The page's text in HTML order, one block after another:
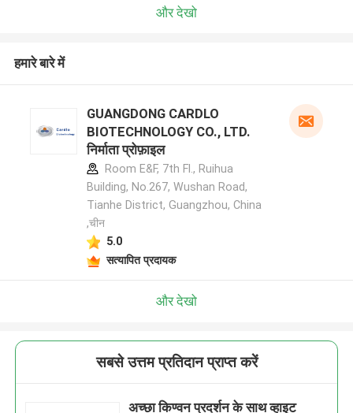
और देखो
हमारे बारे में
GUANGDONG CARDLO
BIOTECHNOLOGY CO., LTD.
निर्माता प्रोफ़ाइल
Room E&F, 7th Fl., Ruihua
Building, No.267, Wushan Road,
Tianhe District, Guangzhou, China
,चीन
5.0
सत्यापित प्रदायक
और देखो
सबसे उत्तम प्रतिदान प्राप्त करें
अच्छा किण्वन प्रदर्शन के साथ व्हाइट